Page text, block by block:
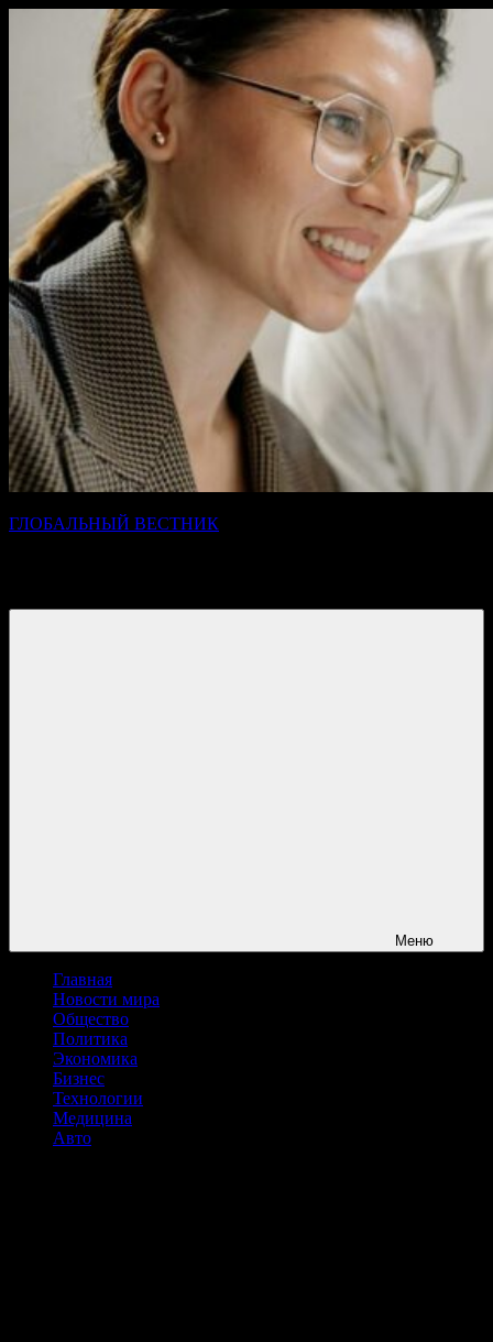
содержимому
ГЛОБАЛЬНЫЙ ВЕСТНИК
Меню
Главная
Новости мира
Общество
Политика
Экономика
Бизнес
Технологии
Медицина
Авто